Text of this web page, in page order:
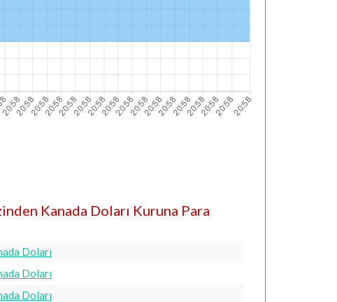
Kanada Doları Kuruna Para
Doları
Doları
Doları